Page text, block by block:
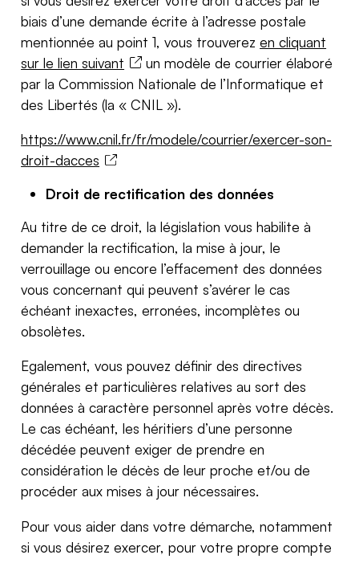
biais d’une demande écrite à l’adresse postale
mentionnée au point 1, vous trouverezen cliquant
sur le lien suivant
un modèle de courrier élaboré
par la Commission Nationale de l’Informatique et
des Libertés (la « CNIL »).
https://www.cnil.fr/fr/modele/courrier/exercer-son-
droit-dacces
Droit de rectification des données
Au titre de ce droit, la législation vous habilite à
demander la rectification, la mise à jour, le
verrouillage ou encore l’effacement des données
vous concernant qui peuvent s’avérer le cas
échéant inexactes, erronées, incomplètes ou
obsolètes.
Egalement, vous pouvez définir des directives
générales et particulières relatives au sort des
données à caractère personnel après votre décès.
Le cas échéant, les héritiers d’une personne
décédée peuvent exiger de prendre en
considération le décès de leur proche et/ou de
procéder aux mises à jour nécessaires.
Pour vous aider dans votre démarche, notamment
si vous désirez exercer, pour votre propre compte